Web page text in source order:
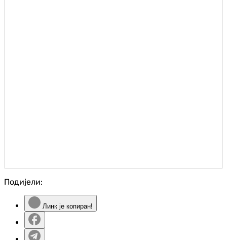
Подијели:
Линк је копиран!